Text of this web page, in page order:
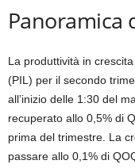
Panoramica
La produttività in
(PIL) per il secondo
all’inizio delle 1:30 del
recuperato allo 0,5% di
prima del trimestre. La
passare allo 0,1% di